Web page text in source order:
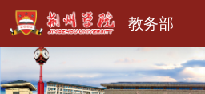
教务部